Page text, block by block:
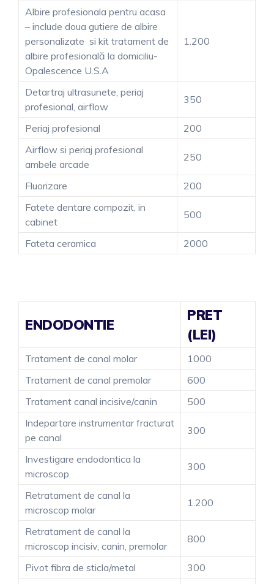
Albire profesionala pentru acasa
– include doua gutiere de albire
personalizate si kit tratament de
albire profesională la domiciliu-
Opalescence U.S.A
1.200
Detartraj ultrasunete, periaj
profesional, airflow
350
Periaj profesional
200
Airflow si periaj profesional
ambele arcade
250
Fluorizare
200
Fatete dentare compozit, in
cabinet
500
Fateta ceramica 2000
ENDODONTIE
PRET
(LEI)
Tratament de canal molar
1000
Tratament de canal premolar
600
Tratament canal incisive/canin
500
Indepartare instrumentar fracturat
pe canal
300
Investigare endodontica la
microscop
300
Retratament de canal la
microscop molar
1.200
Retratament de canal la
microscop incisiv, canin, premolar
800
Pivot fibra de sticla/metal
300